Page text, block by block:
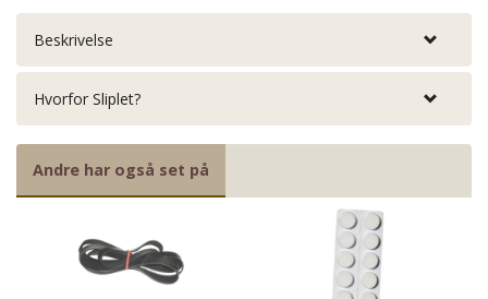
Beskrivelse
Hvorfor Sliplet?
Andre har også set på